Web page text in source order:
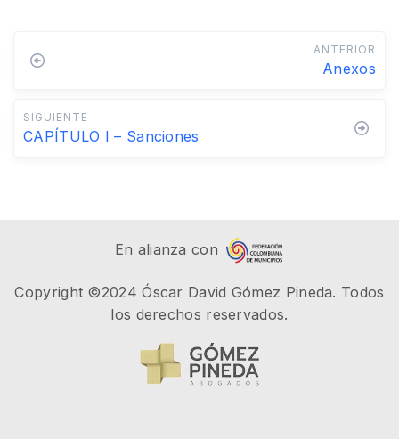
ANTERIOR
Anexos
SIGUIENTE
CAPÍTULO I – Sanciones
En alianza con
Copyright ©2024 Óscar David Gómez Pineda. Todos
los derechos reservados.